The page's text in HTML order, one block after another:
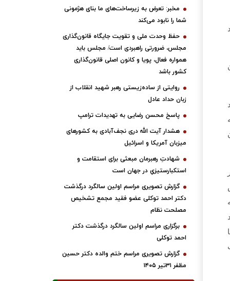
آن
که
مخبر: تعرض به زیرساخت‌های ما بنای هژمونی
شما را نابود می‌کند
حفظ وحدت ملی و تقویت جایگاه قانون‌گذاری
مجلس، ضرورتی راهبردی است/ مجلس باید
همواره فعال، پویا و کانون اصلی قانون‌گذاری
کشور باشد
روایتی از ساده‌زیستی رهبر شهید انقلاب از
زبان حداد عادل
پاسخ محسن رضایی به تهدیدات ترامپ
هشدار آیت الله دری نجف‌آبادی به کشورهای
میزبان آمریکا و اسرائیل
شهادتِ رهبرمان مبعثی برای استقامت و
استکبارستیزیِ در جهان است
گزارش تصویری مراسم اولین سالگرد درگذشت
دکتر احمد توکلی عضو فقید مجمع تشخیص
مصلحت نظام
برگزاری مراسم اولین سالگرد درگذشت دکتر
احمد توکلی
گزارش تصویری مراسم ختم والده دکتر حسین
مظفر ۳۱تیر ۱۴۰۵